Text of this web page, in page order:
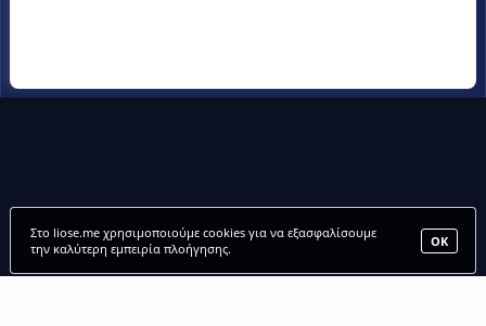
ΟΚ
Στο liose.me χρησιμοποιούμε cookies για να εξασφαλίσουμε
την καλύτερη εμπειρία πλοήγησης.